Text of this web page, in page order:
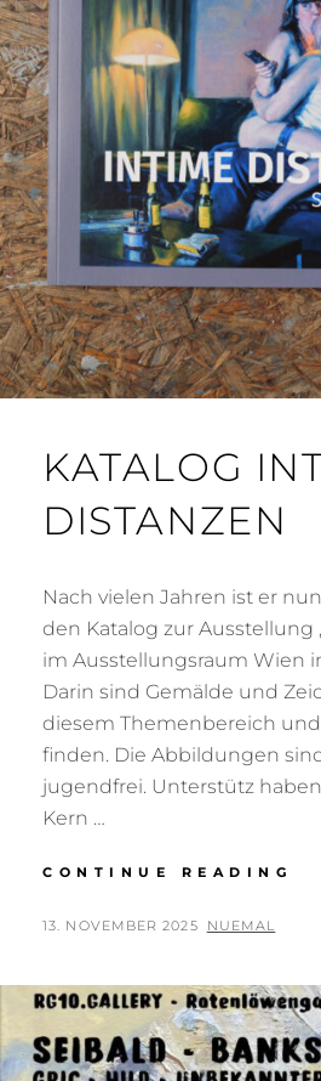
KATALOG
DISTANZEN
Nach vielen Jahren ist er
den Katalog zur Ausstellung
im Ausstellungsraum Wien
Darin sind Gemälde und
diesem Themenbereich
finden. Die Abbildungen
jugendfrei. Unterstütz
Kern …
CONTINUE READING
POSTED
13. NOVEMBER 2025 BY
NUEMAL